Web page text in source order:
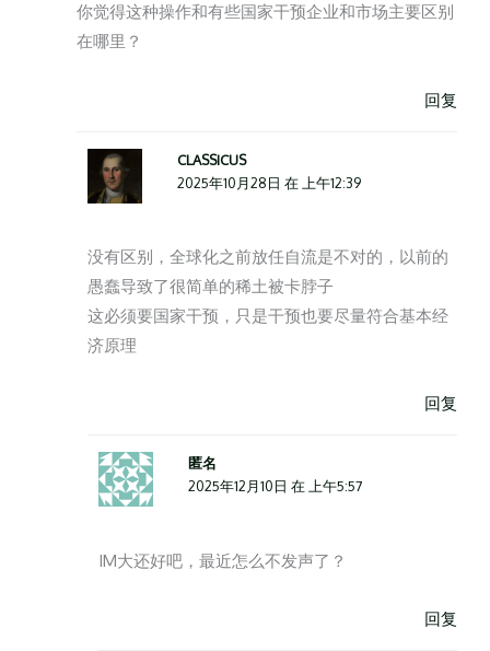
你觉得这种操作和有些国家干预企业和市场主要区别
在哪里？
回复
CLASSICUS
2025年10月28日 在 上午12:39
没有区别，全球化之前放任自流是不对的，以前的
愚蠢导致了很简单的稀土被卡脖子
这必须要国家干预，只是干预也要尽量符合基本经
济原理
回复
匿名
2025年12月10日 在 上午5:57
IM大还好吧，最近怎么不发声了？
回复